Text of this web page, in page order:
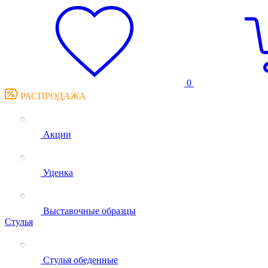
0
РАСПРОДАЖА
Акции
Уценка
Выставочные образцы
Стулья
Стулья обеденные